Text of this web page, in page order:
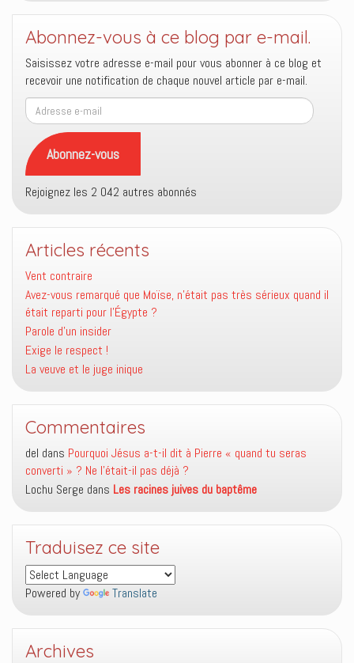
Abonnez-vous à ce blog par e-mail.
Saisissez votre adresse e-mail pour vous abonner à ce blog et
recevoir une notification de chaque nouvel article par e-mail.
Adresse
e-
mail
Abonnez-vous
Rejoignez les 2 042 autres abonnés
Articles récents
Vent contraire
Avez-vous remarqué que Moïse, n’était pas très sérieux quand il
était reparti pour l’Égypte ?
Parole d’un insider
Exige le respect !
La veuve et le juge inique
Commentaires
del dans Pourquoi Jésus a-t-il dit à Pierre « quand tu seras
converti » ? Ne l’était-il pas déjà ?
Lochu Serge dans Les racines juives du baptême
Traduisez ce site
Powered by Translate
Archives